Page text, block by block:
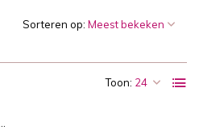
Toon:
Sorteren op: